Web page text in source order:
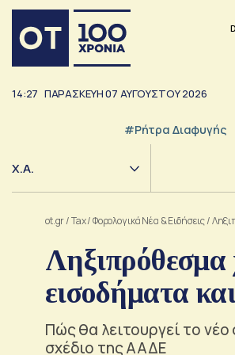
14:27 ΠΑΡΑΣΚΕΥΗ07 ΑΥΓΟΥΣΤΟΥ2026
#ρήτρα Διαφυγής
Χ.Α.
ot.gr/Tax/Φορολογικά Νέα & Eιδήσεις/
Ληξιπρόθεσμα
εισοδήματα
Πώς θα λειτουργεί το
σχέδιο της ΑΑΔΕ